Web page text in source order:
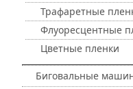
Трафаретные
Флуоресцентные
Цветные пленки
Биговальные